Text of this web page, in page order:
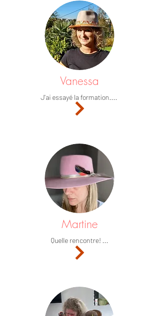
Vanessa
J'ai essayé la formation....
Martine
Quelle rencontre! ...